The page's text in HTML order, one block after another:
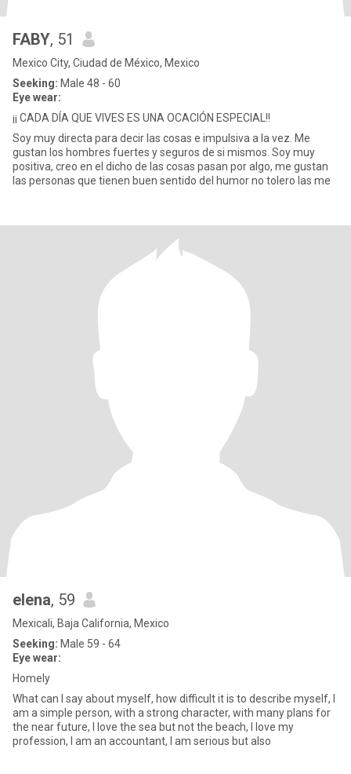
FABY, 51
Mexico City, Ciudad de México, Mexico
Seeking: Male 48 - 60
Eye wear:
¡¡ CADA DÍA QUE VIVES ES UNA OCACIÓN ESPECIAL!!
Soy muy directa para decir las cosas e impulsiva a la vez. Me
gustan los hombres fuertes y seguros de si mismos. Soy muy
positiva, creo en el dicho de las cosas pasan por algo, me gustan
las personas que tienen buen sentido del humor no tolero las me
elena, 59
Mexicali, Baja California, Mexico
Seeking: Male 59 - 64
Eye wear:
Homely
What can I say about myself, how difficult it is to describe myself, I
am a simple person, with a strong character, with many plans for
the near future, I love the sea but not the beach, I love my
profession, I am an accountant, I am serious but also